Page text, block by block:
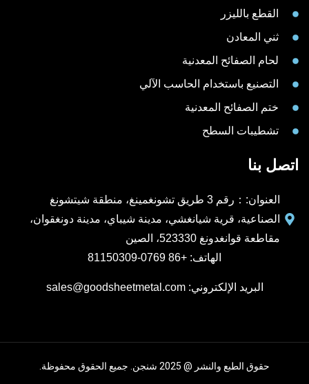
القطع بالليزر
ثني المعادن
لحام الصفائح المعدنية
التصنيع باستخدام الحاسب الآلي
ختم الصفائح المعدنية
تشطيبات السطح
اتصل بنا
العنوان:：رقم 3 طريق تشونغمينغ، منطقة شيتشونغ
الصناعية، قرية شيانغشي، مدينة شيباي، مدينة دونغقوان،
مقاطعة قوانغدونغ 523330، الصين
الهاتف: +86 0769-81150309
البريد الإلكتروني: sales@goodsheetmetal.com
حقوق الطبع والنشر @ 2025 شنجن. جميع الحقوق محفوظة.